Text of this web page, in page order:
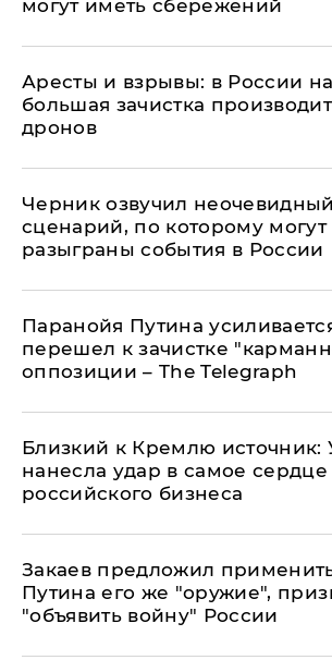
могут иметь сбережений
Аресты и взрывы: в России
большая зачистка
дронов
Черник озвучил неочевидный
сценарий, по которому могут
разыграны события в России
Паранойя Путина
перешел к зачистке
оппозиции – The Telegraph
Близкий к Кремлю источник:
нанесла удар в самое сердце
российского бизнеса
Закаев предложил
Путина его же "оружие",
"объявить войну" России